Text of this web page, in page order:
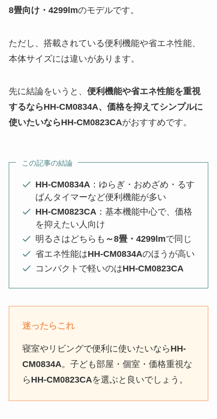
8畳向け・4299lmのモデルです。
ただし、搭載されている便利機能や省エネ性能、
本体サイズには違いがあります。
先に結論をいうと、 便利機能や省エネ性能を重視
するならHH-CM0834A、価格を抑えてシンプルに
使いたいならHH-CM0823CAがおすすめです。
この記事の結論
HH-CM0834A ：ゆらぎ・おめざめ・るす
ばんタイマーなど便利機能が多い
HH-CM0823CA：基本機能中心で、価格
を抑えたい人向け
明るさはどちらも ～8畳・4299lmで同じ
省エネ性能はHH-CM0834Aのほうが高い
コンパクトで軽いのはHH-CM0823CA
迷ったらこれ
寝室やリビングで便利に使いたいなら HH-
CM0834A。子ども部屋・個室・価格重視な
ら HH-CM0823CAを選ぶと良いでしょう。